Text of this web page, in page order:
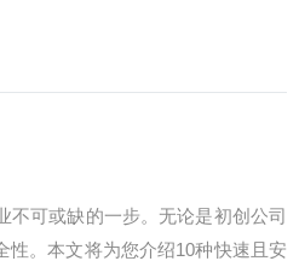
可或缺的一步。无论是初创公司
。本文将为您介绍10种快速且安